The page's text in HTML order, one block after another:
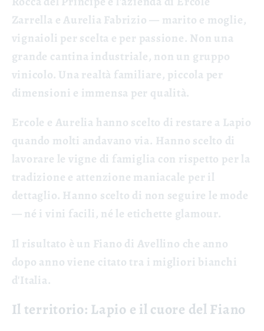
Zarrella e Aurelia Fabrizio— marito e moglie,
vignaioli per scelta e per passione. Non una
grande cantina industriale, non un gruppo
vinicolo. Una realtà familiare, piccola per
dimensioni e immensa per qualità.
Ercole e Aurelia hanno scelto di restare a Lapio
quando molti andavano via. Hanno scelto di
lavorare le vigne di famiglia con rispetto per la
tradizione e attenzione maniacale per il
dettaglio. Hanno scelto di non seguire le mode
— né i vini facili, né le etichette glamour.
Il risultato è un Fiano di Avellino che anno
dopo anno viene citato tra i migliori bianchi
d'Italia.
Il territorio: Lapio e il cuore del Fiano